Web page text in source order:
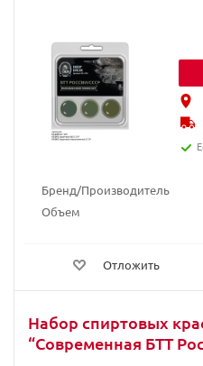
Бренд/Производитель
Объем
Отложить
Набор спиртовых
“Современная БТТ